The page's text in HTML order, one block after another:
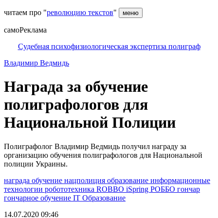
читаем про "революцию текстов" меню
самоРеклама
Судебная психофизиологическая экспертиза полиграф
Владимир Ведмидь
Награда за обучение
полиграфологов для
Национальной Полиции
Полиграфолог Владимир Ведмидь получил награду за
организацию обучения полиграфологов для Национальной
полиции Украины.
награда обучение нацполиция образование информационные
технологии робототехника ROBBO iSpring РОББО гончар
гончарное обучение IT Образование
14.07.2020 09:46